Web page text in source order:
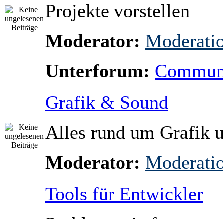
Projekte vorstellen
Moderator:
Unterforum:
Grafik & Sound
Alles rund um Grafik
Moderator:
Tools für Entwickler